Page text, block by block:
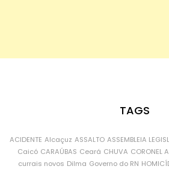
TAGS
ACIDENTE Alcaçuz ASSALTO ASSEMBLEIA
Caicó CARAÚBAS Ceará CHUVA CORONEL
currais novos Dilma Governo do RN